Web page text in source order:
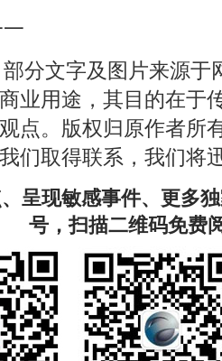
部分文字及图片来源
业用途，其目的在于
点。版权归原作者所
们取得联系，我们将
呈现敏感事件、更多
号，扫描二维码免费